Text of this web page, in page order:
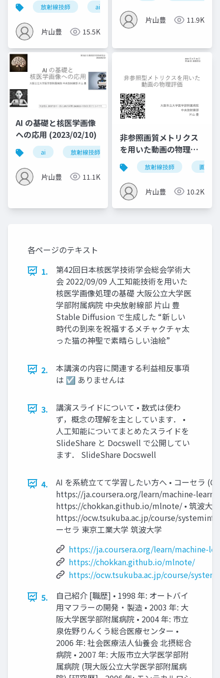
放射線技師 ai
片山豊 15.5K
片山豊 11.9K
AI の基礎と核医学画像
への応用 (2023/02/10)
ai 放射線技師
片山豊 11.1K
非参照画質メトリクス
を用いた動画の物理評
価 (2021/04/16)
放射線技師 画像評
片山豊 10.2K
各ページのテキスト
1.
第42回⽇本核医学技術学会総会学術⼤
会 2022/09/09 ⼈⼯知能技術を⽤いた
核医学画像処理の基礎 ⼤阪公⽴⼤学医
学部附属病院 中央放射線部 ⽚⼭ 豊
Stable Diﬀusion で⽣成した “新しい
時代の到来を祝福するメチャクチャ太
った猫の神聖で素晴らしい油絵”
2.
本講演の内容に関連する利益相反事項
は ☑ ありませんは
3.
講演スライドについて • 数式は使わ
ず，概念の理解を主としています． •
⼈⼯知能についてまとめたスライドを
SlideShare と Docswell で公開してい
ます． SlideShare Docswell
4.
AI を系統⽴てて学習したい⽅へ • コーセラ
https://ja.coursera.org/learn/machine-
https://chokkan.github.io/mlnote/ • 筑波⼤学
https://ocw.tsukuba.ac.jp/course/
ーセラ 東京⼯業⼤学 筑波⼤学
https://ja.coursera.org/learn/machine-
https://chokkan.github.io/mlnote/
https://ocw.tsukuba.ac.jp/course/
5.
⾃⼰紹介 [職歴] • 1998 年: オートバイ
⽤マフラーの開発・製造 • 2003 年: ⼤
阪⼤学医学部附属病院 • 2004 年: 市⽴
泉佐野りんくう総合医療センター •
2006 年: 社会医療法⼈仙養会 北摂総合
病院 • 2007 年: ⼤阪市⽴⼤学医学部附
属病院 (現⼤阪公⽴⼤学医学部附属病